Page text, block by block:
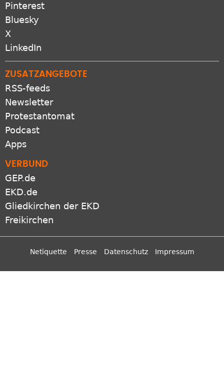
Pinterest
Bluesky
X
LinkedIn
ZUSATZANGEBOTE
RSS-feeds
Newsletter
Protestantomat
Podcast
Apps
VERBUND
GEP.de
EKD.de
Gliedkirchen der EKD
Freikirchen
Netiquette Presse Datenschutz Impressum